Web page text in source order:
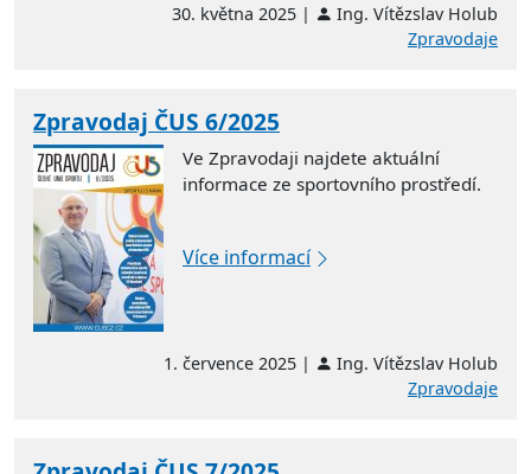
30. května 2025 |
Ing. Vítězslav Holub
Zpravodaje
Zpravodaj ČUS 6/2025
Ve Zpravodaji najdete aktuální
informace ze sportovního prostředí.
Více informací
1. července 2025 |
Ing. Vítězslav Holub
Zpravodaje